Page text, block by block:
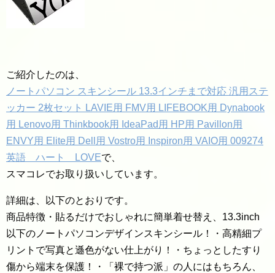
ご紹介したのは、
ノートパソコン スキンシール 13.3インチまで対応 汎用ステ
ッカー 2枚セット LAVIE用 FMV用 LIFEBOOK用 Dynabook
用 Lenovo用 Thinkbook用 IdeaPad用 HP用 Pavillon用
ENVY用 Elite用 Dell用 Vostro用 Inspiron用 VAIO用 009274
英語 ハート LOVEで、
スマコレでお取り扱いしています。
詳細は、以下のとおりです。
商品特徴・貼るだけでおしゃれに簡単着せ替え、13.3inch
以下のノートパソコンデザインスキンシール！・高精細プ
リントで写真と遜色がない仕上がり！・ちょっとしたすり
傷から端末を保護！・「裸で持つ派」の人にはもちろん、